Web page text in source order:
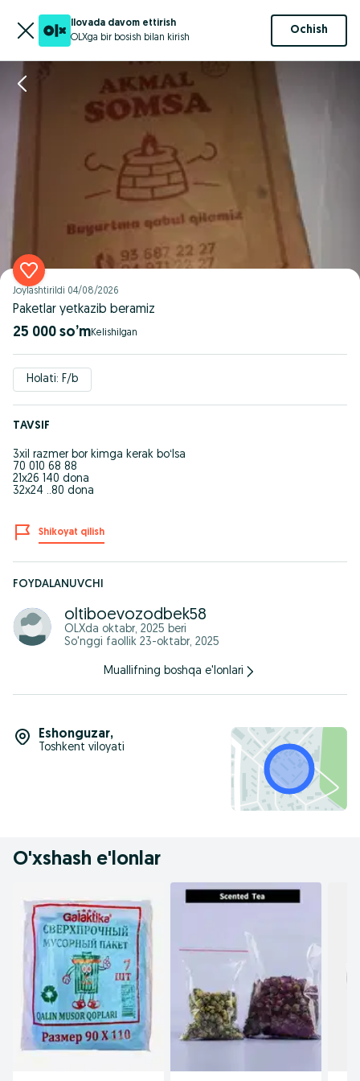
Ilovada davom ettirish
OLXga bir bosish bilan kirish
Ochish
Joylashtirildi 04/08/2026
Paketlar yetkazib beramiz
25 000 so’m
Holati: F/b
TAVSIF
3xil razmer bor kimga kerak boʻlsa
70 010 68 88
21x26 140 dona
32x24 ..80 dona
Shikoyat qilish
FOYDALANUVCHI
oltiboevozodbek58
OLXda oktabr, 2025 beri
So'nggi faollik 23-oktabr, 2025
Muallifning boshqa e'lonlari
Eshonguzar,
Toshkent viloyati
O'xshash e'lonlar